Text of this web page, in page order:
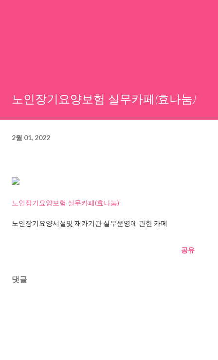
노인장기요양보험 실무카페(효나눔)
2월 01, 2022
노인장기요양보험 실무카페(효나눔)
노인장기요양시설및 재가기관 실무운영에 관한 카페
공유
댓글